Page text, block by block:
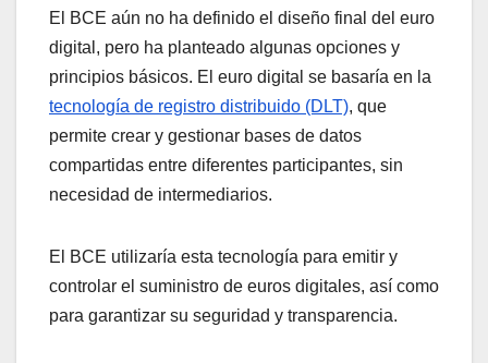
El BCE aún no ha definido el diseño final del euro
digital, pero ha planteado algunas opciones y
principios básicos. El euro digital se basaría en la
tecnología de registro distribuido (DLT), que
permite crear y gestionar bases de datos
compartidas entre diferentes participantes, sin
necesidad de intermediarios.
El BCE utilizaría esta tecnología para emitir y
controlar el suministro de euros digitales, así como
para garantizar su seguridad y transparencia.